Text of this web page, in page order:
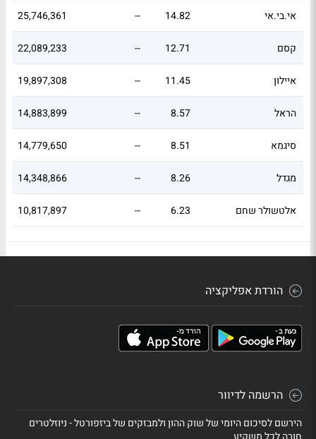
אי.בי.אי 14.82
--
25,746,361
קסם 12.71
--
22,089,233
איילון 11.45
--
19,897,308
הראל 8.57
--
14,883,899
סיגמא 8.51
--
14,779,650
מגדל 8.26
--
14,348,866
אלטשולר שחם 6.23
--
10,817,897
הורדת אפליקציה
הרשמה לדיוור
הירשם לסיכום היומי של שוק ההון ולמבזקים של ביזפורטל - ניוזלטרים